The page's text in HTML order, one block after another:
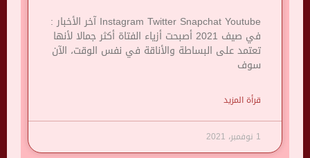
Instagram Twitter Snapchat Youtube آخر الأخبار :
في صيف 2021 أصبحت أزياء الفتاة أكثر جمالا لأنها
تعتمد على البساطة والأناقة في نفس الوقت، الآن
سوف
قرأة المزيد
1 نوفمبر، 2021